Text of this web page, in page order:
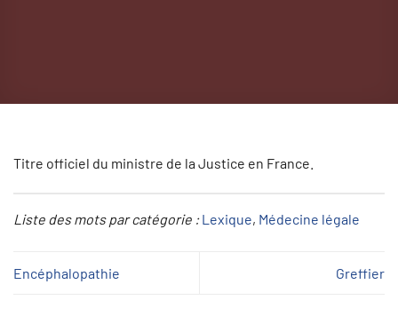
Titre officiel du ministre de la Justice en France.
Liste des mots par catégorie : Lexique, Médecine légale
Encéphalopathie Greffier